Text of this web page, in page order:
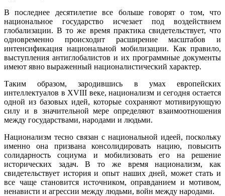
В последнее десятилетие все больше говорят о том, что
национальное государство исчезает под воздействием
глобализации. В то же время практика свидетельствует, что
одновременно происходит расширение масштабов и
интенсификация национальной мобилизации. Как правило,
выступления антиглобалистов и их программные документы
имеют явно выраженный националистический характер.
Таким образом, зародившись в умах европейских
интеллектуалов в XVIII веке, национализм и сегодня остается
одной из базовых идей, которые сохраняют мотивирующую
силу и в значительной мере определяют взаимоотношения
между государствами, народами и людьми.
Национализм тесно связан с национальной идеей, поскольку
именно она призвана консолидировать нацию, повысить
солидарность социума и мобилизовать его на решение
исторических задач. В то же время национализм, как
свидетельствует история и опыт наших дней, может стать и
все чаще становится источником, оправданием и мотивом,
ненависти и агрессии между людьми, войн между народами.